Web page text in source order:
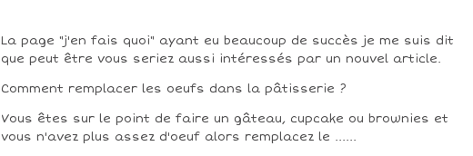
La page "j'en fais quoi" ayant eu beaucoup de succès je me suis dit
que peut être vous seriez aussi intéressés par un nouvel article.
Comment remplacer les oeufs dans la pâtisserie ?
Vous êtes sur le point de faire un gâteau, cupcake ou brownies et
vous n'avez plus assez d'oeuf alors remplacez le ......